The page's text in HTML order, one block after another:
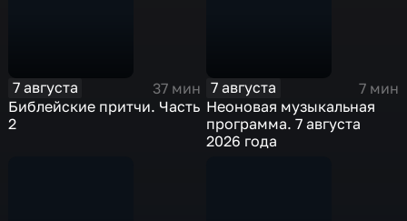
7 августа
37 мин
Библейские притчи. Часть
2
7 августа
7 мин
Неоновая музыкальная
программа. 7 августа
2026 года